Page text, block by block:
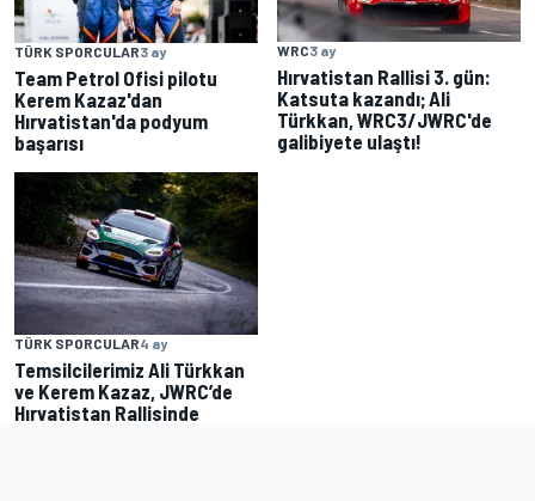
TÜRK SPORCULAR3 ay
Team Petrol Ofisi pilotu
Kerem Kazaz'dan
Hırvatistan'da podyum
başarısı
WRC3 ay
Hırvatistan Rallisi 3. gün:
Katsuta kazandı; Ali
Türkkan, WRC3/JWRC'de
galibiyete ulaştı!
TÜRK SPORCULAR4 ay
Temsilcilerimiz Ali Türkkan
ve Kerem Kazaz, JWRC’de
Hırvatistan Rallisinde